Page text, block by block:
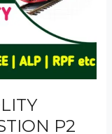
P2